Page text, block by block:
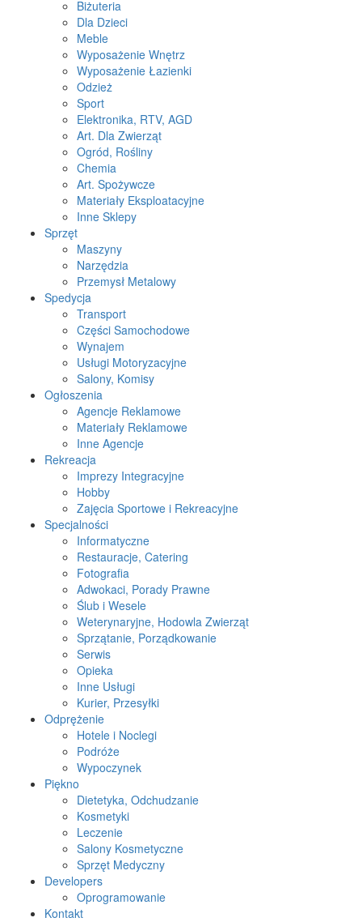
Biżuteria
Dla Dzieci
Meble
Wyposażenie Wnętrz
Wyposażenie Łazienki
Odzież
Sport
Elektronika, RTV, AGD
Art. Dla Zwierząt
Ogród, Rośliny
Chemia
Art. Spożywcze
Materiały Eksploatacyjne
Inne Sklepy
Sprzęt
Maszyny
Narzędzia
Przemysł Metalowy
Spedycja
Transport
Części Samochodowe
Wynajem
Usługi Motoryzacyjne
Salony, Komisy
Ogłoszenia
Agencje Reklamowe
Materiały Reklamowe
Inne Agencje
Rekreacja
Imprezy Integracyjne
Hobby
Zajęcia Sportowe i Rekreacyjne
Specjalności
Informatyczne
Restauracje, Catering
Fotografia
Adwokaci, Porady Prawne
Ślub i Wesele
Weterynaryjne, Hodowla Zwierząt
Sprzątanie, Porządkowanie
Serwis
Opieka
Inne Usługi
Kurier, Przesyłki
Odprężenie
Hotele i Noclegi
Podróże
Wypoczynek
Piękno
Dietetyka, Odchudzanie
Kosmetyki
Leczenie
Salony Kosmetyczne
Sprzęt Medyczny
Developers
Oprogramowanie
Kontakt